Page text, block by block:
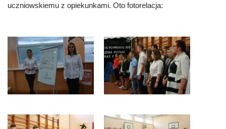
uczniowskiemu z opiekunkami. Oto fotorelacja: